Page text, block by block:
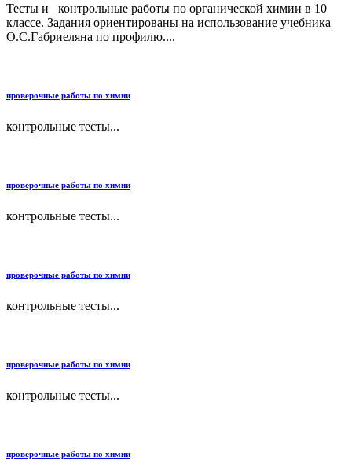
Тесты и контрольные работы по органической химии в 10
классе. Задания ориентированы на использование учебника
О.С.Габриеляна по профилю....
проверочные работы по химии
контрольные тесты...
проверочные работы по химии
контрольные тесты...
проверочные работы по химии
контрольные тесты...
проверочные работы по химии
контрольные тесты...
проверочные работы по химии